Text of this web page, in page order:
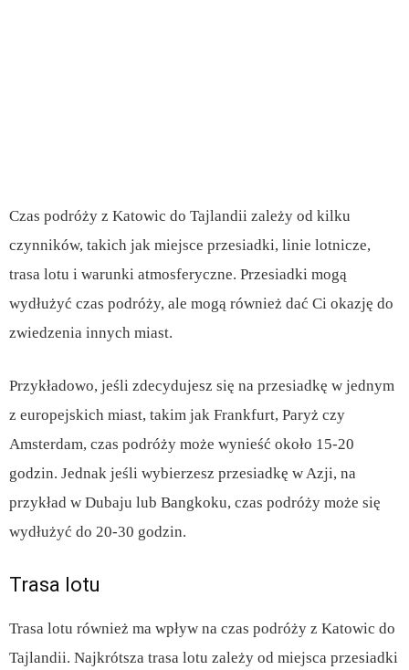
Czas podróży z Katowic do Tajlandii zależy od kilku
czynników, takich jak miejsce przesiadki, linie lotnicze,
trasa lotu i warunki atmosferyczne. Przesiadki mogą
wydłużyć czas podróży, ale mogą również dać Ci okazję do
zwiedzenia innych miast.
Przykładowo, jeśli zdecydujesz się na przesiadkę w jednym
z europejskich miast, takim jak Frankfurt, Paryż czy
Amsterdam, czas podróży może wynieść około 15-20
godzin. Jednak jeśli wybierzesz przesiadkę w Azji, na
przykład w Dubaju lub Bangkoku, czas podróży może się
wydłużyć do 20-30 godzin.
Trasa lotu
Trasa lotu również ma wpływ na czas podróży z Katowic do
Tajlandii. Najkrótsza trasa lotu zależy od miejsca przesiadki